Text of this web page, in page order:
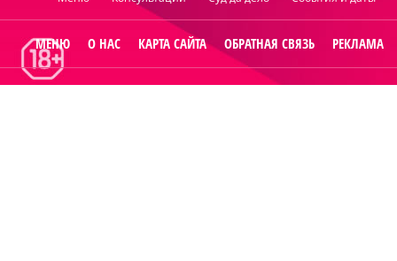
МЕНЮ О НАС КАРТА САЙТА ОБРАТНАЯ СВЯЗЬ РЕКЛАМА